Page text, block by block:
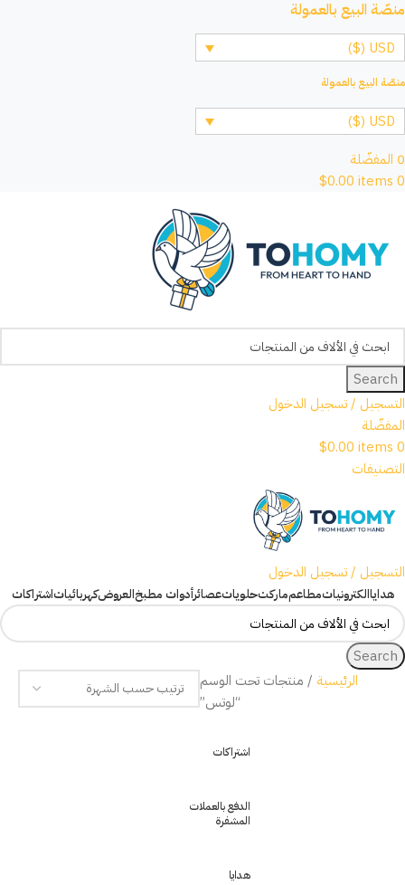
منصّة البيع بالعمولة
USD ($)
منصّة البيع بالعمولة
USD ($)
0 المفضّلة
0
items
$0.00
Search
التسجيل / تسجيل الدخول
المفضّلة
0
items
$0.00
التصنيفات
التسجيل / تسجيل الدخول
هداياالكترونياتمطاعمماركتحلوياتعصائرأدوات مطبخالعروضكهربائياتاشتراكات
Search
الرئيسية
منتجات تحت الوسم
“لوتس”
اشتراكات
الدفع بالعملات
المشفرة
هدايا